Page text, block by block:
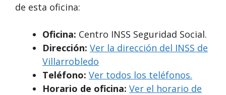
de esta oficina:
Oficina: Centro INSS Seguridad Social.
Dirección: Ver la dirección del INSS de
Villarrobledo
Teléfono: Ver todos los teléfonos.
Horario de oficina: Ver el horario de